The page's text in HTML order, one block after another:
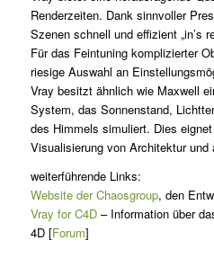
Renderzeiten. Dank sinnvoller
Szenen schnell und effizient „in’s
Für das Feintuning komplizierter
riesige Auswahl an
Vray besitzt ähnlich wie Maxwell
System, das Sonnenstand,
des Himmels simuliert. Dies
Visualisierung von Architektur und
weiterführende Links:
Website der Chaosgroup, den
Vray for C4D– Information über
4D [Forum]